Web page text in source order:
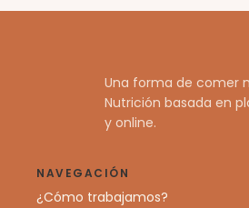
Una forma de comer
Nutrición basada en
y online.
NAVEGACIÓN
¿Cómo trabajamos?